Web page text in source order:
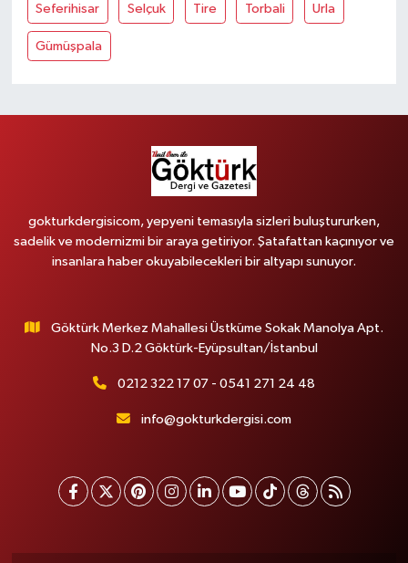
Seferihisar Selçuk Tire Torbali Urla
Gümüşpala
gokturkdergisicom, yepyeni temasıyla sizleri buluştururken,
sadelik ve modernizmi bir araya getiriyor. Şatafattan kaçınıyor ve
insanlara haber okuyabilecekleri bir altyapı sunuyor.
Göktürk Merkez Mahallesi Üstküme Sokak Manolya Apt.
No.3 D.2 Göktürk-Eyüpsultan/İstanbul
0212 322 17 07 - 0541 271 24 48
info@gokturkdergisi.com